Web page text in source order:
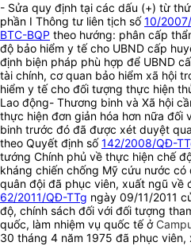
- Sửa quy định tại các dấu (+) từ
phần I Thông tư liên tịch số10/
BTC-BQP theo hướng: phân cấp
độ bảo hiểm y tế cho UBND cấp
định biện pháp phù hợp để UBND
tài chính, cơ quan bảo hiểm xã hội
hiểm y tế cho đối tượng thực hiện
Lao động- Thương binh và Xã hội
thực hiện đơn giản hóa hơn nữa đối
binh trước đó đã được xét duyệt
theo Quyết định số142/2008/QĐ-
tướng Chính phủ về thực hiện chế
kháng chiến chống Mỹ cứu nước
quân đội đã phục viên, xuất ngũ về
62/2011/QĐ-TTg ngày 09/11/2011
độ, chính sách đối với đối tượng
quốc, làm nhiệm vụ quốc tế ở
30 tháng 4 năm 1975 đã phục viên,